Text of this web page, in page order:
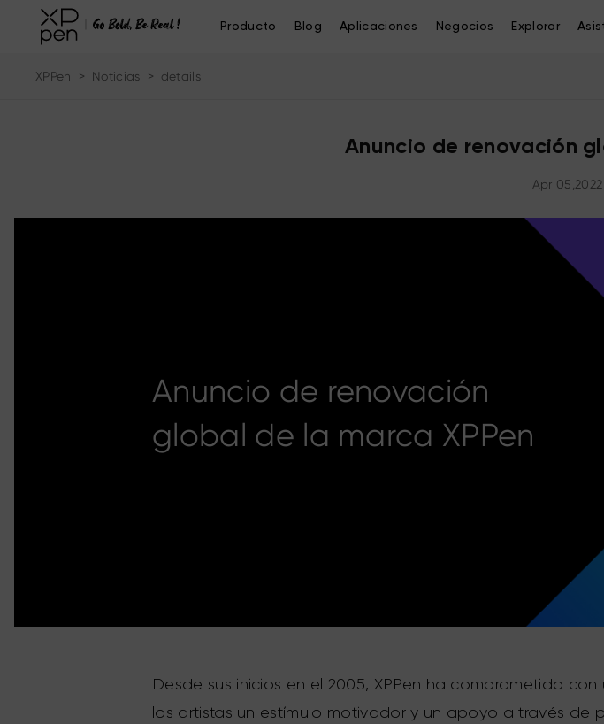
Producto Blog Aplicaciones Negocios Explorar
XPPen > Noticias > details
Anuncio de renovación
Apr 05,2022
Anuncio de renovación
global de la marca XPPen
Desde sus inicios en el 2005, XPPen ha comprometido
los artistas un estímulo motivador y un apoyo a través de